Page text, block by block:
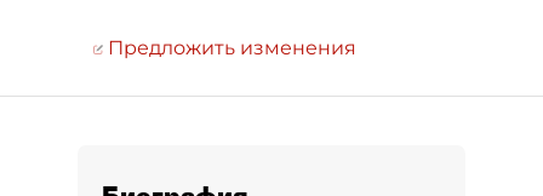
Предложить изменения